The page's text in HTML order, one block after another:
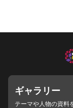
ギャラリー
テーマや人物の資料